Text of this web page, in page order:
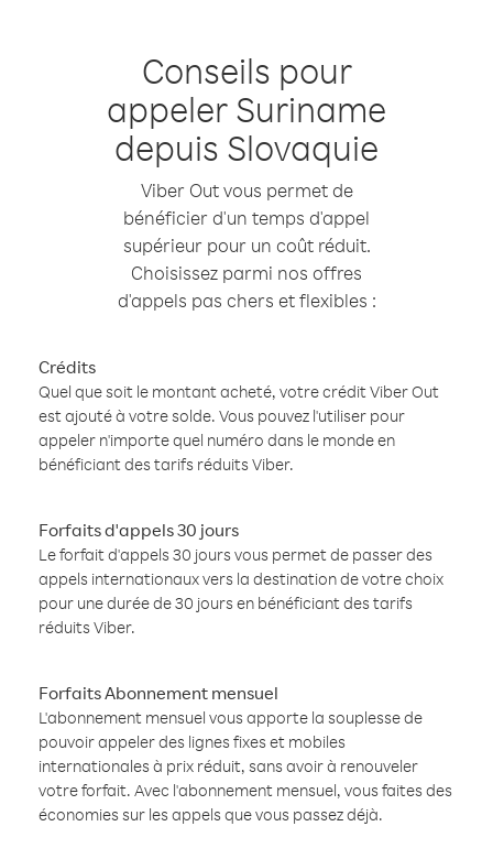
Conseils pour
appeler Suriname
depuis Slovaquie
Viber Out vous permet de
bénéficier d'un temps d'appel
supérieur pour un coût réduit.
Choisissez parmi nos offres
d'appels pas chers et flexibles :
Crédits
Quel que soit le montant acheté, votre crédit Viber Out
est ajouté à votre solde. Vous pouvez l'utiliser pour
appeler n'importe quel numéro dans le monde en
bénéficiant des tarifs réduits Viber.
Forfaits d'appels 30 jours
Le forfait d'appels 30 jours vous permet de passer des
appels internationaux vers la destination de votre choix
pour une durée de 30 jours en bénéficiant des tarifs
réduits Viber.
Forfaits Abonnement mensuel
L'abonnement mensuel vous apporte la souplesse de
pouvoir appeler des lignes fixes et mobiles
internationales à prix réduit, sans avoir à renouveler
votre forfait. Avec l'abonnement mensuel, vous faites des
économies sur les appels que vous passez déjà.